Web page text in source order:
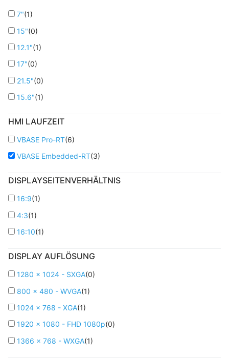
7"(1)
15"(0)
12.1"(1)
17"(0)
21.5"(0)
15.6"(1)
HMI LAUFZEIT
VBASE Pro-RT(6)
VBASE Embedded-RT(3)
DISPLAYSEITENVERHÄLTNIS
16:9(1)
4:3(1)
16:10(1)
DISPLAY AUFLÖSUNG
1280 x 1024 - SXGA(0)
800 x 480 - WVGA(1)
1024 x 768 - XGA(1)
1920 x 1080 - FHD 1080p(0)
1366 x 768 - WXGA(1)